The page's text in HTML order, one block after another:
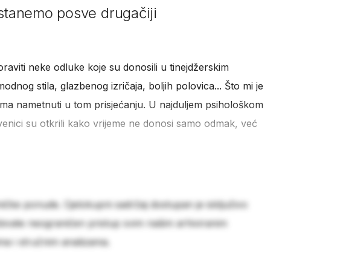
posve drugačiji
neke odluke koje su donosili u tinejdžerskim
stila, glazbenog izričaja, boljih polovica... Što mi je
nametnuti u tom prisjećanju. U najduljem psihološkom
su otkrili kako vrijeme ne donosi samo odmak, već
ponude. Cjelokupni sadržaj dostupan je isključivo
neograničen pristup svim našim arhiviranim
i stručnim analizama.